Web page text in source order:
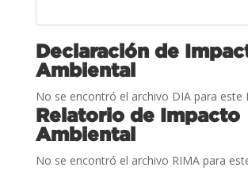
Declaración de
Ambiental
No se encontró el archivo DIA para este
Relatorio de Impacto
Ambiental
No se encontró el archivo RIMA para